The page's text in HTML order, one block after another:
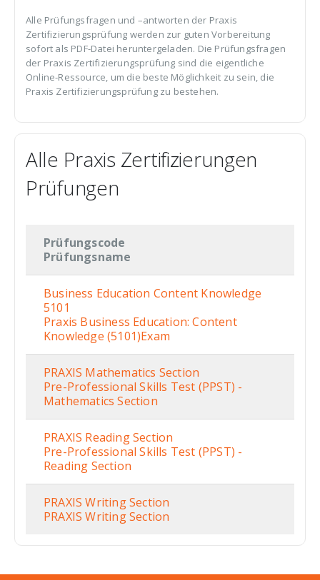
Alle Prüfungsfragen und –antworten der Praxis
Zertifizierungsprüfung werden zur guten Vorbereitung
sofort als PDF-Datei heruntergeladen. Die Prüfungsfragen
der Praxis Zertifizierungsprüfung sind die eigentliche
Online-Ressource, um die beste Möglichkeit zu sein, die
Praxis Zertifizierungsprüfung zu bestehen.
Alle Praxis Zertifizierungen
Prüfungen
Prüfungscode
Prüfungsname
Business Education Content Knowledge
5101
Praxis Business Education: Content
Knowledge (5101)Exam
PRAXIS Mathematics Section
Pre-Professional Skills Test (PPST) -
Mathematics Section
PRAXIS Reading Section
Pre-Professional Skills Test (PPST) -
Reading Section
PRAXIS Writing Section
PRAXIS Writing Section